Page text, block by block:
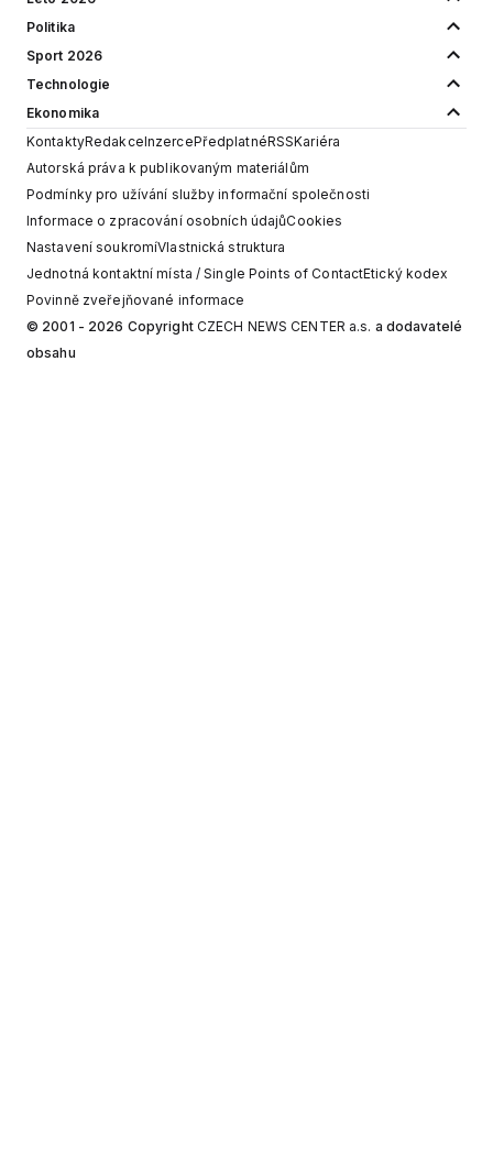
Politika
Sport 2026
Technologie
Ekonomika
KontaktyRedakceInzercePředplatnéRSSKariéra
Autorská práva k publikovaným materiálům
Podmínky pro užívání služby informační společnosti
Informace o zpracování osobních údajůCookies
Nastavení soukromíVlastnická struktura
Jednotná kontaktní místa / Single Points of ContactEtický kodex
Povinně zveřejňované informace
© 2001 - 2026 Copyright CZECH NEWS CENTER a.s. a dodavatelé
obsahu